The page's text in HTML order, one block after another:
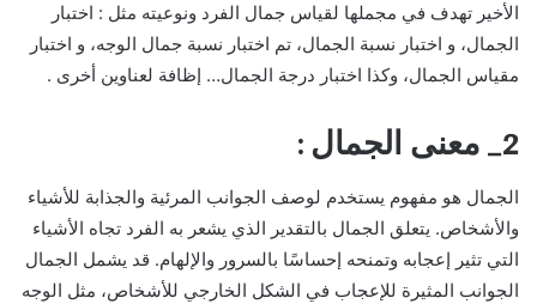
الأخير تهدف في مجملها لقياس جمال الفرد ونوعيته مثل : اختبار
الجمال، و اختبار نسبة الجمال، تم اختبار نسبة جمال الوجه، و اختبار
مقياس الجمال، وكذا اختبار درجة الجمال… إظافة لعناوين أخرى .
2_ معنى الجمال :
الجمال هو مفهوم يستخدم لوصف الجوانب المرئية والجذابة للأشياء
والأشخاص. يتعلق الجمال بالتقدير الذي يشعر به الفرد تجاه الأشياء
التي تثير إعجابه وتمنحه إحساسًا بالسرور والإلهام. قد يشمل الجمال
الجوانب المثيرة للإعجاب في الشكل الخارجي للأشخاص، مثل الوجه